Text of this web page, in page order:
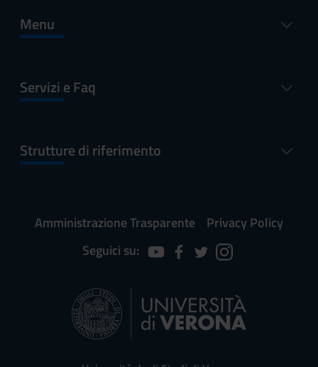
Menu
Servizi e Faq
Strutture di riferimento
Amministrazione Trasparente
Privacy Policy
Seguici su: